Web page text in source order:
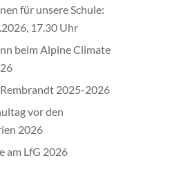
für unsere Schule:
17.30 Uhr
beim Alpine Climate
2025-2026
vor den
2026
am LfG 2026